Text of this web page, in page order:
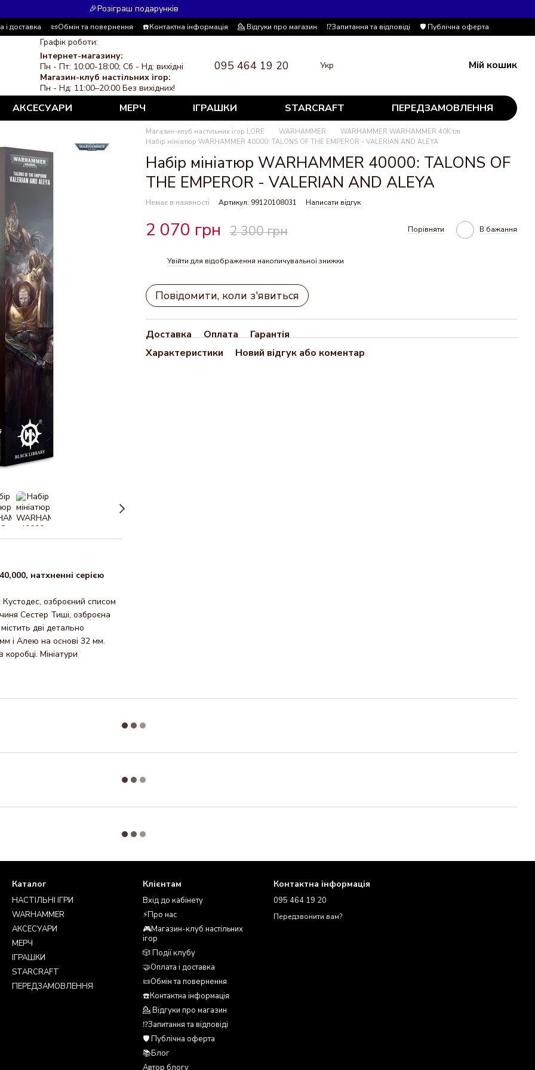
🎉Розіграш подарунків
і доставка 📜Обмін та повернення ☎️Контактна інформація 💁 Відгуки про магазин ⁉️Запитання та відповіді
🛡️ Публічна оферта
знижок
ЗМІ про нас Політика конфіденційності
Графік роботи:
Інтернет-магазину:
Пн - Пт: 10:00-18:00; Сб - Нд: вихідні
Магазин-клуб настільних ігор:
Пн - Нд: 11:00–20:00 Без вихідних!
095 464 19 20 Укр Мій кошик
АКСЕСУАРИ МЕРЧ ІГРАШКИ STARCRAFT ПЕРЕДЗАМОВЛЕННЯ
натхненні серією
озброєний списом
Сестер Тиші, озброєна
дві детально
і Алею на основі 32 мм.
Мініатури
Магазин-клуб настільних ігор LORE WARHAMMER
WARHAMMER WARHAMMER 40K tm
Набір мініатюр WARHAMMER 40000: TALONS OF THE EMPEROR - VALERIAN AND ALEYA
Набір мініатюр WARHAMMER 40000: TALONS OF
THE EMPEROR - VALERIAN AND ALEYA
Немає в наявності Артикул: 99120108031 Написати відгук
2 070 грн 2 300 грн Порівняти В бажання
Увійти для відображення накопичувальної знижки
Повідомити, коли з'явиться
Доставка Оплата
Гарантія
Характеристики
Новий відгук або коментар
Каталог
НАСТІЛЬНІ ІГРИ
WARHAMMER
АКСЕСУАРИ
МЕРЧ
ІГРАШКИ
STARCRAFT
ПЕРЕДЗАМОВЛЕННЯ
Клієнтам
Вхід до кабінету
⚡Про нас
🎮Магазин-клуб настільних
ігор
🎲 Події клубу
🤝Оплата і доставка
📜Обмін та повернення
☎️Контактна інформація
💁 Відгуки про магазин
⁉️Запитання та відповіді
🛡️ Публічна оферта
📚Блог
Автор блогу
Контактна інформація
095 464 19 20
Передзвонити вам?